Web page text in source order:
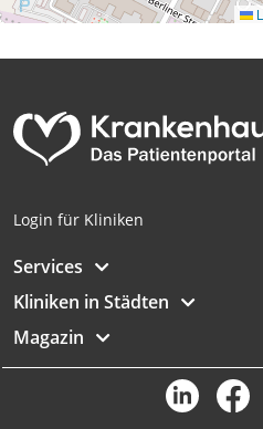
Login für Kliniken
Services
Kliniken in Städten
Magazin